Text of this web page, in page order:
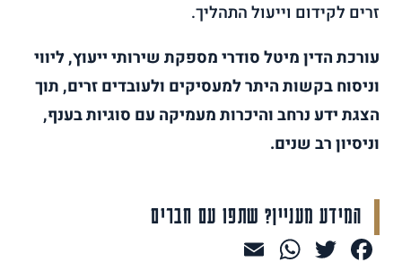
זרים לקידום וייעול התהליך.
עורכת הדין מיטל סודרי מספקת שירותי ייעוץ, ליווי
וניסוח בקשות היתר למעסיקים ולעובדים זרים, תוך
הצגת ידע נרחב והיכרות מעמיקה עם סוגיות בענף,
וניסיון רב שנים.
המידע מעניין? שתפו עם חברים
Facebook
Twitter
WhatsApp